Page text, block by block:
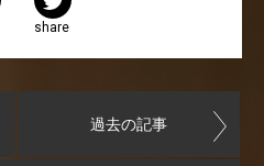
share
過去の記事